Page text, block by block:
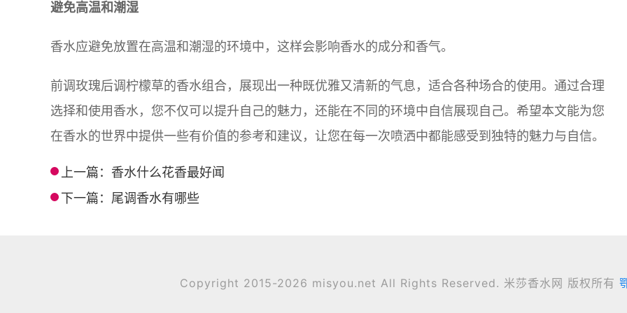
避免高温和潮湿
香水应避免放置在高温和潮湿的环境中，这样会影响香水的成分和香气。
前调玫瑰后调柠檬草的香水组合，展现出一种既优雅又清新的气息，适合各种场合的使用。通过合理
选择和使用香水，您不仅可以提升自己的魅力，还能在不同的环境中自信展现自己。希望本文能为您
在香水的世界中提供一些有价值的参考和建议，让您在每一次喷洒中都能感受到独特的魅力与自信。
上一篇： 香水什么花香最好闻
下一篇： 尾调香水有哪些
Copyright 2015-2026 misyou.net All Rights Reserved. 米莎香水网 版权所有